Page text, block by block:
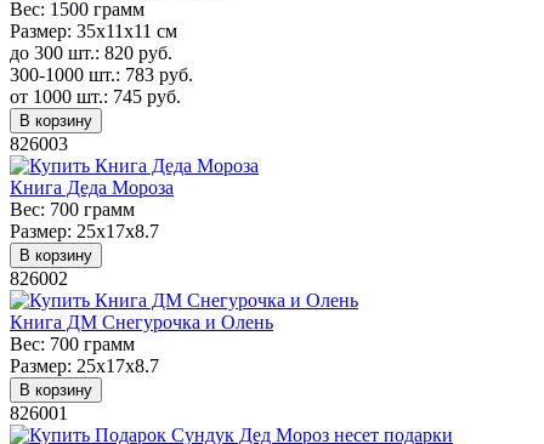
Вес: 1500 грамм
Размер: 35х11х11 см
до 300 шт.: 820 руб.
300-1000 шт.: 783 руб.
от 1000 шт.: 745 руб.
В корзину
826003
Книга Деда Мороза
Вес: 700 грамм
Размер: 25x17x8.7
В корзину
826002
Книга ДМ Снегурочка и Олень
Вес: 700 грамм
Размер: 25x17x8.7
В корзину
826001